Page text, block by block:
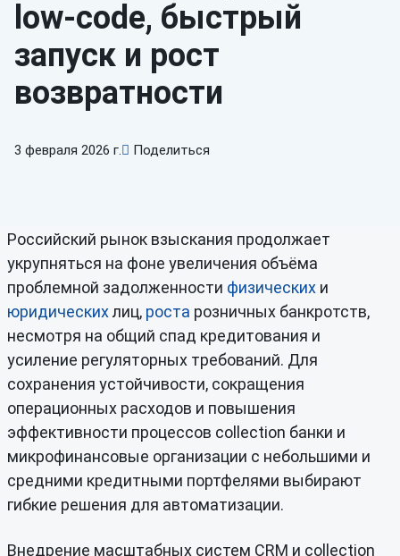
low-code, быстрый
запуск и рост
возвратности
3 февраля 2026 г. Поделиться
Российский рынок взыскания продолжает
укрупняться на фоне увеличения объёма
проблемной задолженности физических и
юридическихлиц, роста розничных банкротств,
несмотря на общий спад кредитования и
усиление регуляторных требований. Для
сохранения устойчивости, сокращения
операционных расходов и повышения
эффективности процессов collection банки и
микрофинансовые организации с небольшими и
средними кредитными портфелями выбирают
гибкие решения для автоматизации.
Внедрение масштабных систем CRM и collection